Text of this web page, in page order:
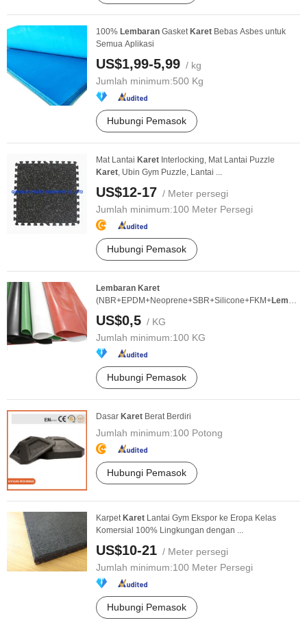
100% Lembaran Gasket Karet Bebas Asbes untuk
Semua Aplikasi
US$1,99-5,99 / kg
Jumlah minimum:500 Kg
Hubungi Pemasok
Mat Lantai Karet Interlocking, Mat Lantai Puzzle
Karet, Ubin Gym Puzzle, Lantai ...
US$12-17 / Meter persegi
Jumlah minimum:100 Meter Persegi
Hubungi Pemasok
Lembaran Karet
(NBR+EPDM+Neoprene+SBR+Silicone+FKM+
Alami)
US$0,5 / KG
Jumlah minimum:100 KG
Hubungi Pemasok
Dasar Karet Berat Berdiri
Jumlah minimum:100 Potong
Hubungi Pemasok
Karpet Karet Lantai Gym Ekspor ke Eropa Kelas
Komersial 100% Lingkungan dengan ...
US$10-21 / Meter persegi
Jumlah minimum:100 Meter Persegi
Hubungi Pemasok